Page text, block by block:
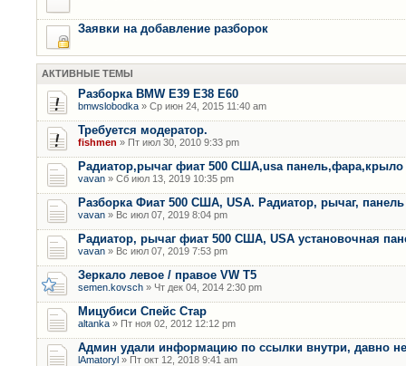
Заявки на добавление разборок
АКТИВНЫЕ ТЕМЫ
Разборка BMW E39 E38 E60
bmwslobodka » Ср июн 24, 2015 11:40 am
Требуется модератор.
fishmen » Пт июл 30, 2010 9:33 pm
Радиатор,рычаг фиат 500 США,usa панель,фара,крыло
vavan » Сб июл 13, 2019 10:35 pm
Разборка Фиат 500 США, USA. Радиатор, рычаг,
vavan » Вс июл 07, 2019 8:04 pm
Радиатор, рычаг фиат 500 США, USA установочная
vavan » Вс июл 07, 2019 7:53 pm
Зеркало левое / правое VW T5
semen.kovsch » Чт дек 04, 2014 2:30 pm
Мицубиси Спейс Стар
altanka » Пт ноя 02, 2012 12:12 pm
Админ удали информацию по ссылки внутри, давно не
lAmatoryl » Пт окт 12, 2018 9:41 am